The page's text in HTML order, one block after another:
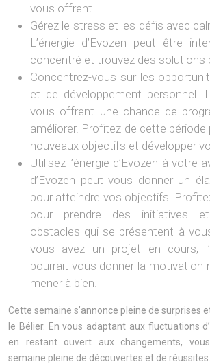
vous offrent.
Gérez le stress et les défis avec
L’énergie d’Evozen peut être
concentré et trouvez des solutions
Concentrez-vous sur les
et de développement personnel.
vous offrent une chance de
améliorer. Profitez de cette période
nouveaux objectifs et développer
Utilisez l’énergie d’Evozen à votre
d’Evozen peut vous donner un
pour atteindre vos objectifs.
pour prendre des initiatives
obstacles qui se présentent à
vous avez un projet en cours,
pourrait vous donner la motivation
mener à bien.
Cette semaine s’annonce pleine de surprises
le Bélier. En vous adaptant aux fluctuations
en restant ouvert aux changements,
semaine pleine de découvertes et de réussites.